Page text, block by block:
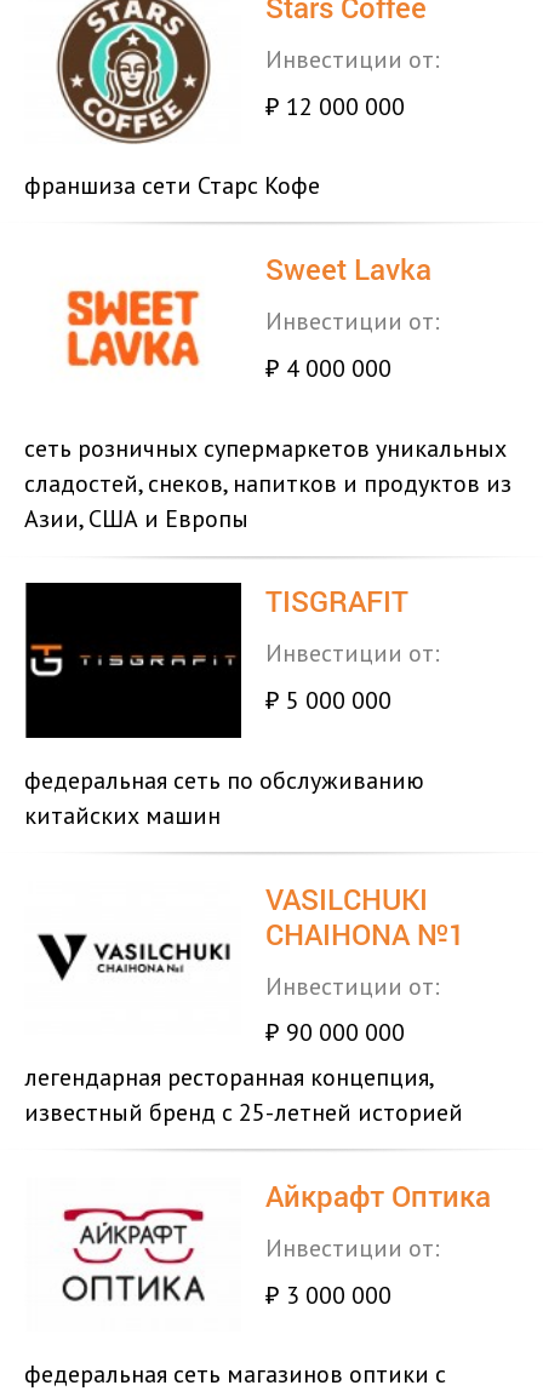
Инвестиции от:
₽ 12 000 000
франшиза сети Старс Кофе
Sweet Lavka
Инвестиции от:
₽ 4 000 000
сеть розничных супермаркетов уникальных
сладостей, снеков, напитков и продуктов из
Азии, США и Европы
TISGRAFIT
Инвестиции от:
₽ 5 000 000
федеральная сеть по обслуживанию
китайских машин
VASILCHUKI
CHAIHONA №1
Инвестиции от:
₽ 90 000 000
легендарная ресторанная концепция,
известный бренд с 25-летней историей
Айкрафт Оптика
Инвестиции от:
₽ 3 000 000
федеральная сеть магазинов оптики с